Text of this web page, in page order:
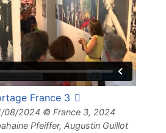
France 3
08/2024 © France 3, 2024
Pfeiffer, Augustin Guillot